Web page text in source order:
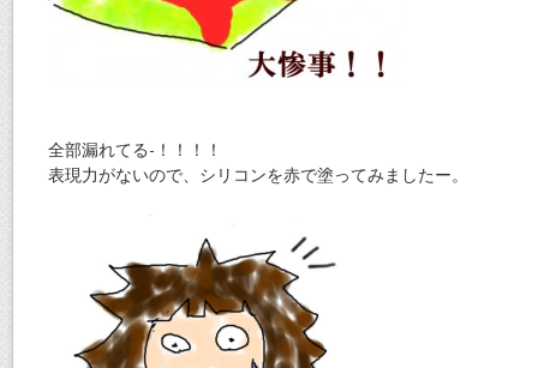
全部漏れてる-！！！！
表現力がないので、シリコンを赤で塗ってみましたー。